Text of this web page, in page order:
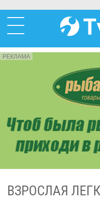
РЕКЛАМА
ВЗРОСЛАЯ